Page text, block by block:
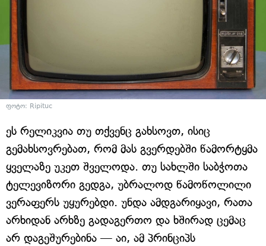
ფოტო: Ripituc
ეს რელიკვია თუ თქვენც გახსოვთ, ისიც
გემახსოვრებათ, რომ მას გვერდებში წამორტყმა
ყველაზე უკეთ შველოდა. თუ სახლში საბჭოთა
ტელევიზორი გედგა, უბრალოდ წამოწოლილი
ვერაფერს უყურებდი. უნდა ამდგარიყავი, რათა
არხიდან არხზე გადაგერთო და ხშირად ცემაც
არ დაგეშურებინა — აი, ამ პრინციპს